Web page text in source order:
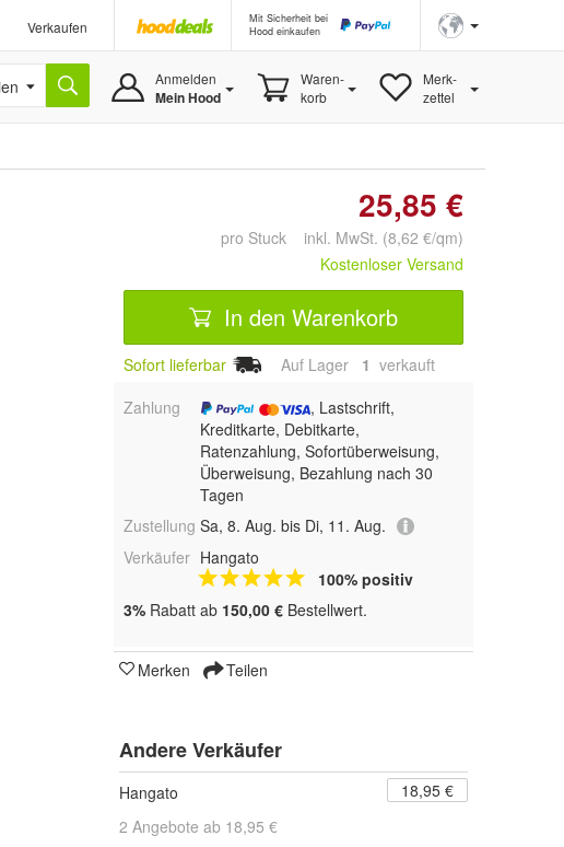
Verkaufen
Mit Sicherheit bei
Hood einkaufen
Anmelden
Mein Hood
Waren-
korb
Merk-
zettel
25,85 €
pro Stuck inkl. MwSt. (8,62 €/qm)
Kostenloser Versand
In den Warenkorb
Sofort lieferbar Auf Lager 1 verkauft
Zahlung
, Lastschrift,
Kreditkarte, Debitkarte,
Ratenzahlung, Sofortüberweisung,
Überweisung, Bezahlung nach 30
Tagen
Zustellung Sa, 8. Aug. bis Di, 11. Aug.
Verkäufer Hangato
100% positiv
3% Rabatt ab 150,00 € Bestellwert.
Merken Teilen
Andere Verkäufer
Hangato
18,95 €
2 Angebote ab 18,95 €